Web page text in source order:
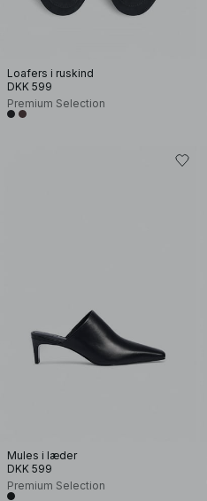
Loafers i ruskind
DKK 599
Premium Selection
Mules i læder
DKK 599
Premium Selection